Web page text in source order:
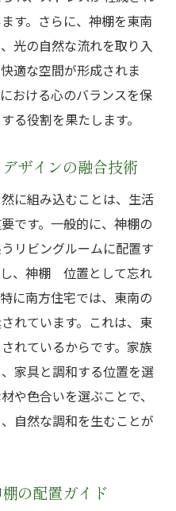
す。さらに、神棚を東南
光の自然な流れを取り入
適な空間が形成されま
おける心のバランスを保
る役割を果たします。
ザインの融合技術
に組み込むことは、生活
です。一般的に、神棚の
リビングルームに配置す
、神棚 位置として忘れ
に南方住宅では、東南の
れています。これは、東
れているからです。家族
家具と調和する位置を選
や色合いを選ぶことで、
自然な調和を生むことが
の配置ガイド